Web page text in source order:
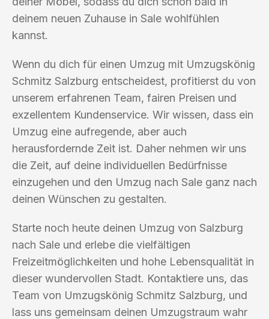
deinem neuen Zuhause in Sale wohlfühlen
kannst.
Wenn du dich für einen Umzug mit Umzugskönig
Schmitz Salzburg entscheidest, profitierst du von
unserem erfahrenen Team, fairen Preisen und
exzellentem Kundenservice. Wir wissen, dass ein
Umzug eine aufregende, aber auch
herausfordernde Zeit ist. Daher nehmen wir uns
die Zeit, auf deine individuellen Bedürfnisse
einzugehen und den Umzug nach Sale ganz nach
deinen Wünschen zu gestalten.
Starte noch heute deinen Umzug von Salzburg
nach Sale und erlebe die vielfältigen
Freizeitmöglichkeiten und hohe Lebensqualität in
dieser wundervollen Stadt. Kontaktiere uns, das
Team von Umzugskönig Schmitz Salzburg, und
lass uns gemeinsam deinen Umzugstraum wahr